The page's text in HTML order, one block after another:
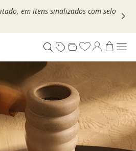
ganhe até 30% OFF*: useMOVEL30,